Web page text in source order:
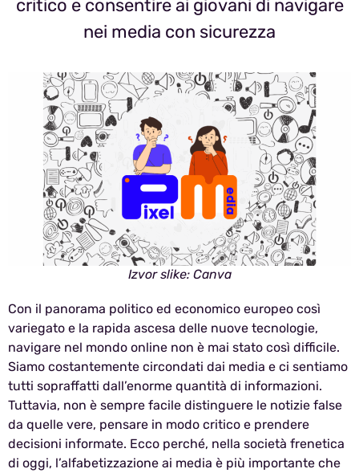
critico e consentire ai giovani di navigare
nei media con sicurezza
Izvor slike: Canva
Con il panorama politico ed economico europeo così
variegato e la rapida ascesa delle nuove tecnologie,
navigare nel mondo online non è mai stato così difficile.
Siamo costantemente circondati dai media e ci sentiamo
tutti sopraffatti dall’enorme quantità di informazioni.
Tuttavia, non è sempre facile distinguere le notizie false
da quelle vere, pensare in modo critico e prendere
decisioni informate. Ecco perché, nella società frenetica
di oggi, l’alfabetizzazione ai media è più importante che